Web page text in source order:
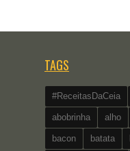
TAGS
#ReceitasDaCeia
abobrinha alho
bacon batata